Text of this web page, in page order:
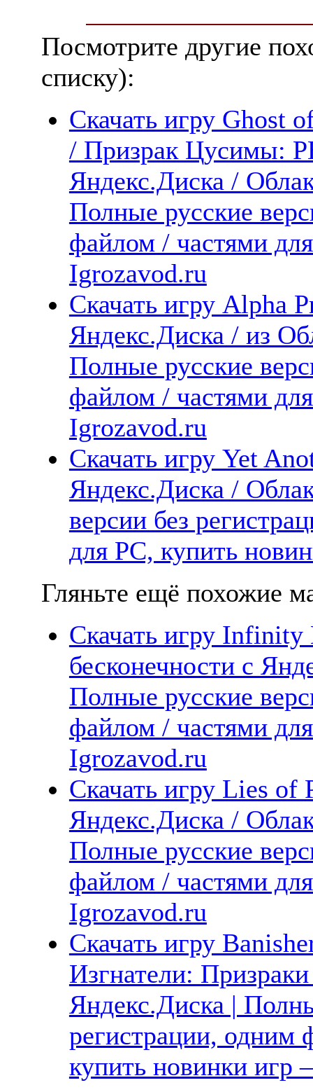
Посмотрите другие
списку):
Скачать игру Ghost
/ Призрак
Яндекс.Диска /
Полные русские
файлом / частями
Igrozavod.ru
Скачать игру Alpha
Яндекс.Диска / из
Полные русские
файлом / частями
Igrozavod.ru
Скачать игру Yet
Яндекс.Диска /
версии без
для PC, купить
Гляньте ещё похожие
Скачать игру
бесконечности с
Полные русские
файлом / частями
Igrozavod.ru
Скачать игру Lies
Яндекс.Диска /
Полные русские
файлом / частями
Igrozavod.ru
Скачать игру
Изгнатели:
Яндекс.Диска |
регистрации, одним
купить новинки